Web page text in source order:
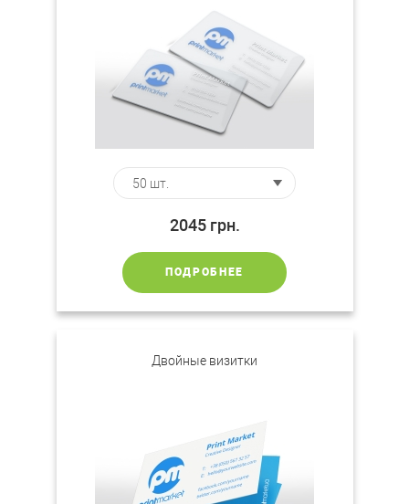
2045 грн.
ПОДРОБНЕЕ
Двойные визитки